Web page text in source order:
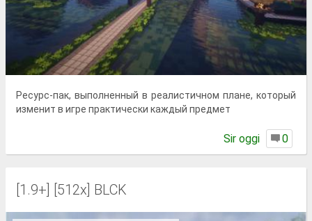
Ресурс-пак, выполненный в реалистичном плане, который
изменит в игре практически каждый предмет
Sir oggi 0
[1.9+] [512x] BLCK